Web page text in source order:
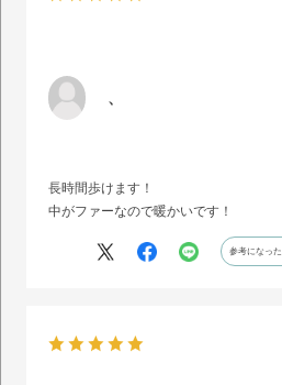
、
長時間歩けます！
中がファーなので暖かいです！
参考になった